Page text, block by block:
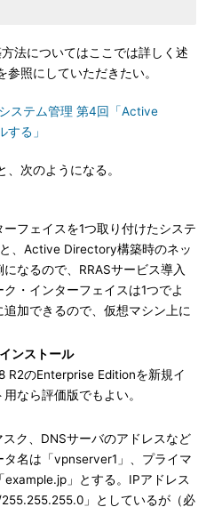
法についてはここでは詳しく述
照にしていただきたい。
ステム管理 第4回「Active
る」
次のようになる。
フェイスを1つ取り付けたシステ
、Active Directory構築時のネッ
なるので、RRASサービス導入
・インターフェイスは1つでよ
加できるので、仮想マシン上に
ンストール
のEnterprise Editionを新規イ
なら評価版でもよい。
ク、DNSサーバのアドレスなど
名は「vpnserver1」、プライマ
example.jp」とする。IPアドレス
255.255.255.0」としているが（必